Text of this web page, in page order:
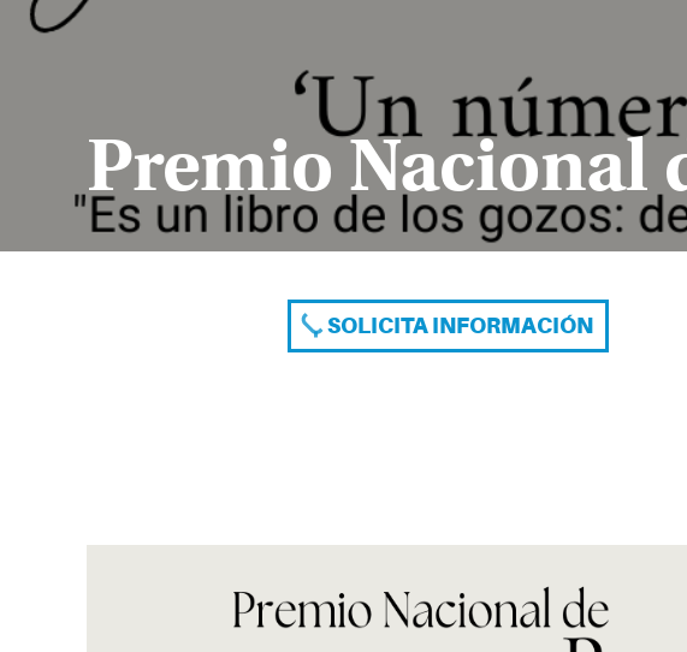
Premio Nacional
SOLICITA INFORMACIÓN